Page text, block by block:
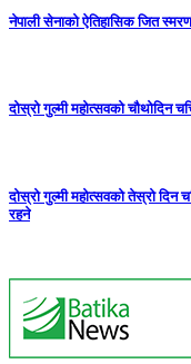
नेपाली सेनाको ऐतिहासिक जित
दोस्रो गुल्मी महोत्सवको चौथोदिन
दोस्रो गुल्मी महोत्सवको तेस्रो दिन
रहने